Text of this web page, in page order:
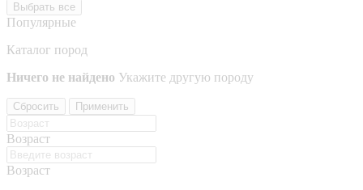
Выбрать все
Популярные
Каталог пород
Ничего не найдено Укажите другую породу
Сбросить Применить
Возраст
Возраст